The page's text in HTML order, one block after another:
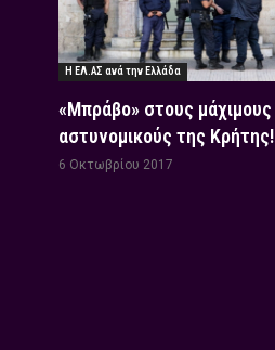
Η ΕΛ.ΑΣ ανά την Ελλάδα
«Μπράβο» στους μάχιμους
αστυνομικούς της Κρήτης!
6 Οκτωβρίου 2017